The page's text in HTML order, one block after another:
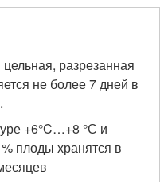
разрезанная
не более 7 дней в
+6°C…+8 °С и
плоды хранятся в